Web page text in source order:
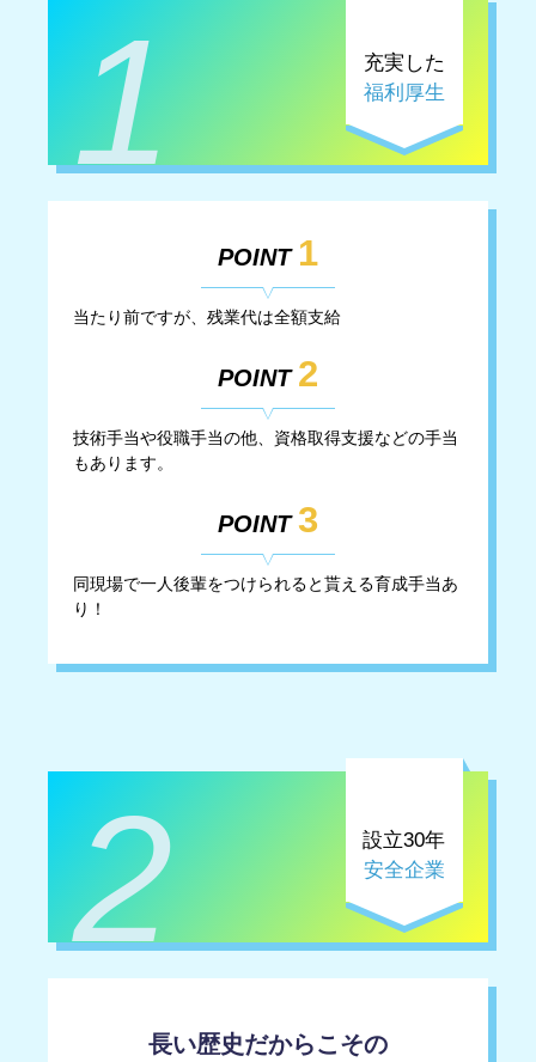
1
充実した
福利厚生
POINT 1
当たり前ですが、残業代は全額支給
POINT 2
技術手当や役職手当の他、資格取得支援などの手当
もあります。
POINT 3
同現場で一人後輩をつけられると貰える育成手当あ
り！
2
設立30年
安全企業
長い歴史だからこその